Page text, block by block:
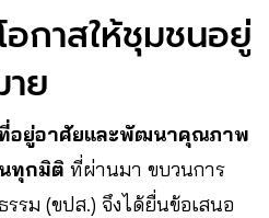
กาสให้ชุมชนอยู่
ย
ที่อยู่อาศัยและพัฒนาคุณภาพ
ทุกมิติ ที่ผ่านมา ขบวนการ
รม (ขปส.) จึงได้ยื่นข้อเสนอ